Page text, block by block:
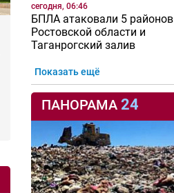
сегодня, 06:46
БПЛА атаковали 5 районов
Ростовской области и
Таганрогский залив
Показать ещё
ПАНОРАМА 24